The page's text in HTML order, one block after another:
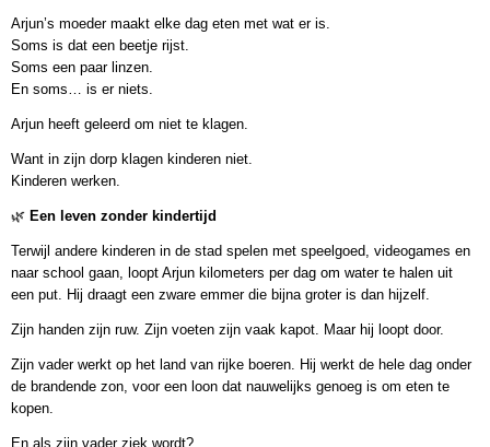
Arjun’s moeder maakt elke dag eten met wat er is.
Soms is dat een beetje rijst.
Soms een paar linzen.
En soms… is er niets.
Arjun heeft geleerd om niet te klagen.
Want in zijn dorp klagen kinderen niet.
Kinderen werken.
🌿 Een leven zonder kindertijd
Terwijl andere kinderen in de stad spelen met speelgoed, videogames en
naar school gaan, loopt Arjun kilometers per dag om water te halen uit
een put. Hij draagt een zware emmer die bijna groter is dan hijzelf.
Zijn handen zijn ruw. Zijn voeten zijn vaak kapot. Maar hij loopt door.
Zijn vader werkt op het land van rijke boeren. Hij werkt de hele dag onder
de brandende zon, voor een loon dat nauwelijks genoeg is om eten te
kopen.
En als zijn vader ziek wordt?